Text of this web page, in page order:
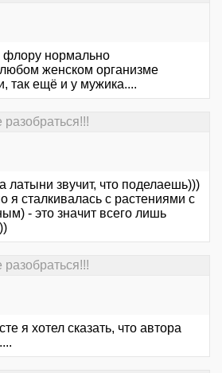
флору нормально
женском организме
так ещё и у мужика....
латыни звучит, что поделаешь)))
я сталкивалась с растениями с
- это значит всего лишь
я хотел сказать, что автора